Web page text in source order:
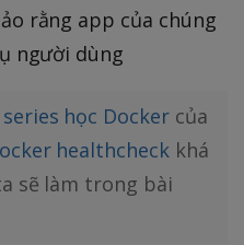
rằng app của chúng
người dùng
series học Dockercủa
healthcheckkhá
sẽ làm trong bài